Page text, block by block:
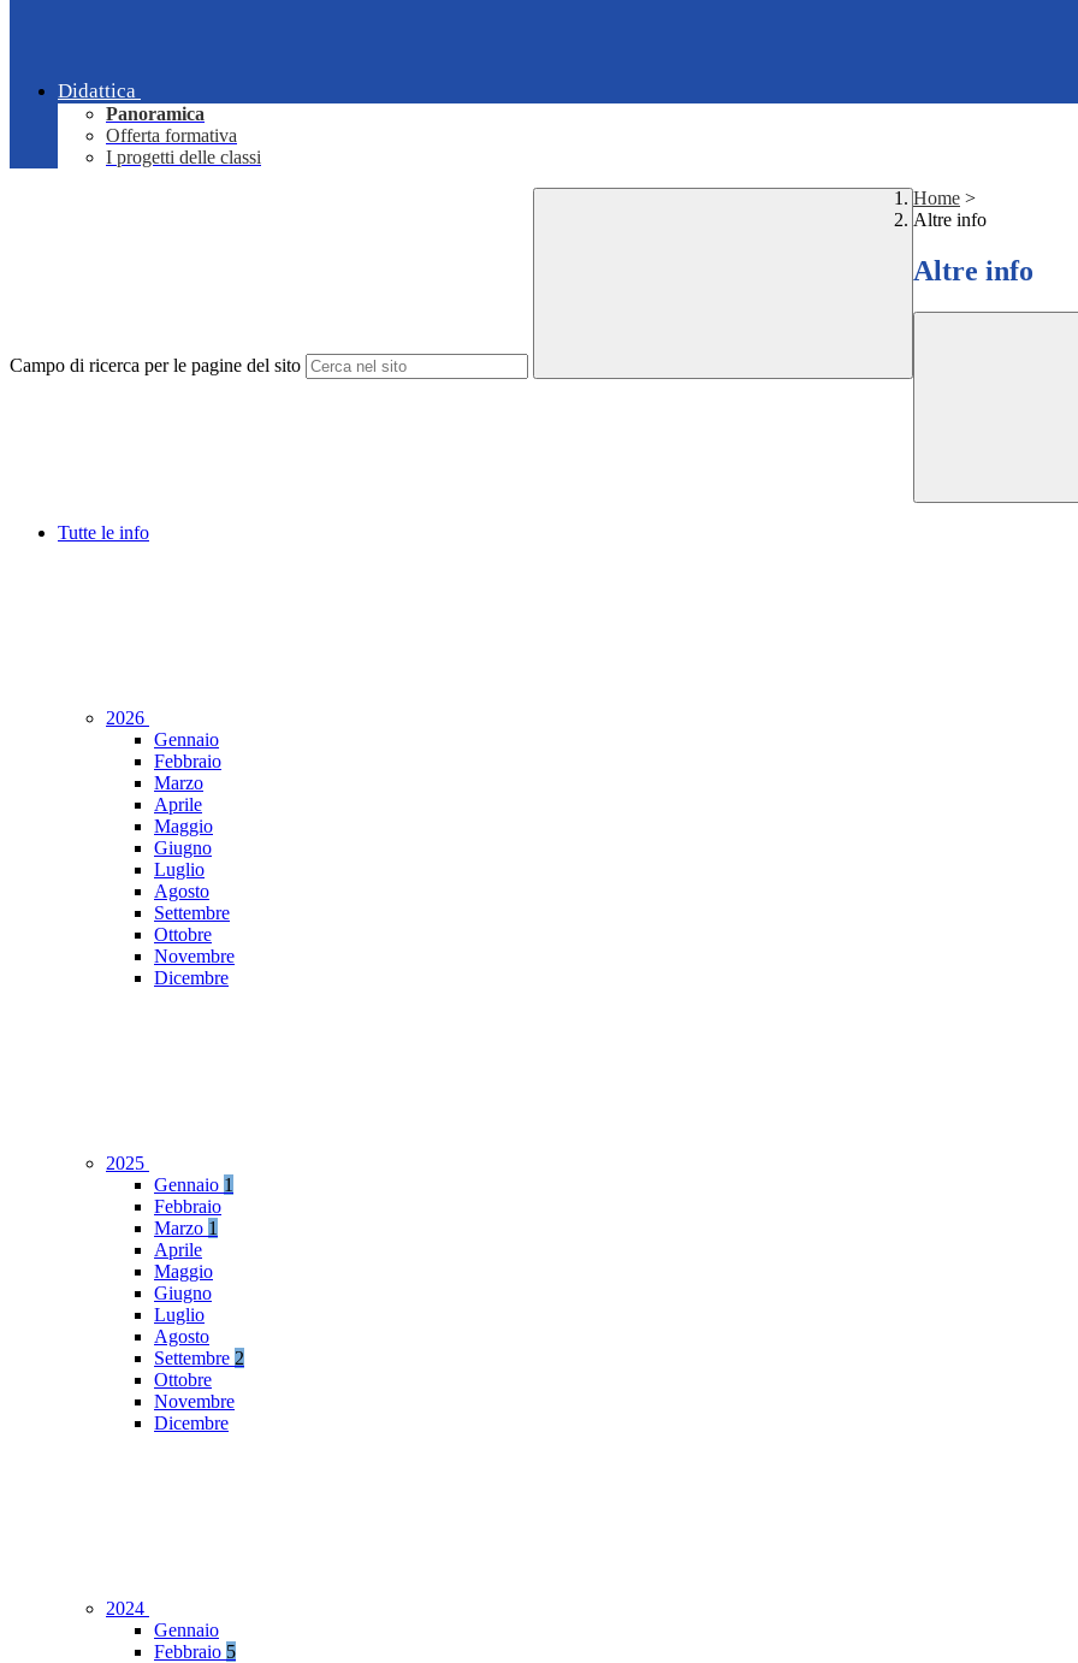
Didattica
Panoramica
Offerta formativa
I progetti delle classi
Campo di ricerca per le pagine del sito
Home >
Altre info
Altre info
Tutte le info
2026
Gennaio
Febbraio
Marzo
Aprile
Maggio
Giugno
Luglio
Agosto
Settembre
Ottobre
Novembre
Dicembre
2025
Gennaio 1
Febbraio
Marzo 1
Aprile
Maggio
Giugno
Luglio
Agosto
Settembre 2
Ottobre
Novembre
Dicembre
2024
Gennaio
Febbraio 5